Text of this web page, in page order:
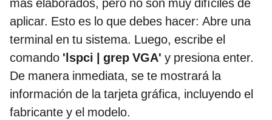
aplicar. Esto es lo que debes hacer: Abre una
terminal en tu sistema. Luego, escribe el
comando 'lspci | grep VGA' y presiona enter.
De manera inmediata, se te mostrará la
información de la tarjeta gráfica, incluyendo el
fabricante y el modelo.